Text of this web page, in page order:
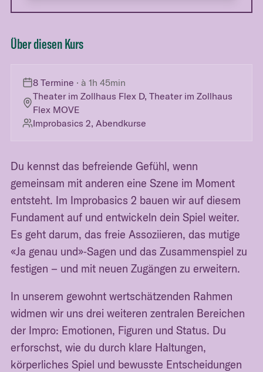
Über diesen Kurs
8 Termine · à1h 45min
Theater im Zollhaus Flex D,Theater im Zollhaus
Flex MOVE
Improbasics 2, Abendkurse
Du kennst das befreiende Gefühl, wenn
gemeinsam mit anderen eine Szene im Moment
entsteht. Im Improbasics 2 bauen wir auf diesem
Fundament auf und entwickeln dein Spiel weiter.
Es geht darum, das freie Assoziieren, das mutige
«Ja genau und»‑Sagen und das Zusammenspiel zu
festigen – und mit neuen Zugängen zu erweitern.
In unserem gewohnt wertschätzenden Rahmen
widmen wir uns drei weiteren zentralen Bereichen
der Impro: Emotionen, Figuren und Status. Du
erforschst, wie du durch klare Haltungen,
körperliches Spiel und bewusste Entscheidungen